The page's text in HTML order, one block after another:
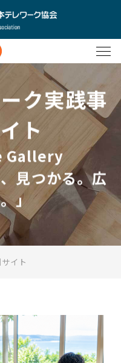
ク実践事
ト
Gallery
見つかる。広
」
イト